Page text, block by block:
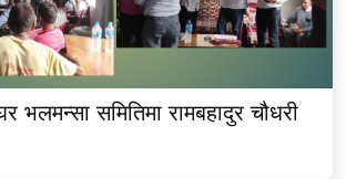
भलमन्सा समितिमा रामबहादुर चौधरी